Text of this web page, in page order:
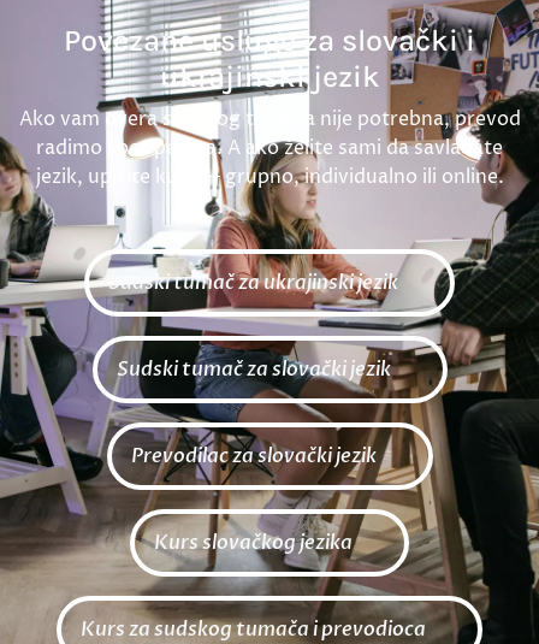
Povezane usluge za slovački i
ukrajinski jezik
Ako vam overa sudskog tumača nije potrebna, prevod
radimo i bez pečata. A ako želite sami da savladate
jezik, upišite kurs — grupno, individualno ili online.
Sudski tumač za ukrajinski jezik
Sudski tumač za slovački jezik
Prevodilac za slovački jezik
Kurs slovačkog jezika
Kurs za sudskog tumača i prevodioca